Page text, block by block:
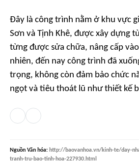
Đây là công trình nằm ở khu vực
Sơn và Tịnh Khê, được xây dựng
từng được sửa chữa, nâng cấp
nhiên, đến nay công trình đã
trọng, không còn đảm bảo chức
ngọt và tiêu thoát lũ như thiết kế
Nguồn Văn hóa: http://baovanhoa.vn/kinh-te/day-
tranh-tru-bao-tinh-hoa-227930.html